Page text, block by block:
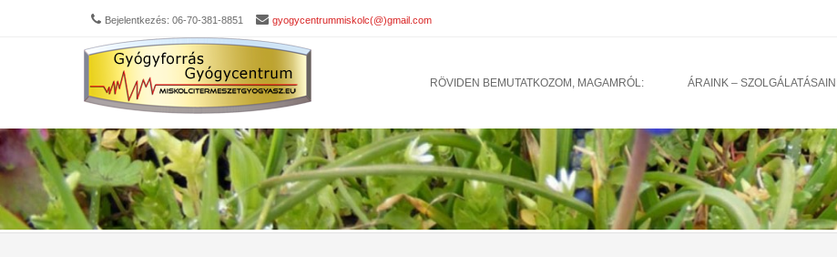
Bejelentkezés: 06-70-381-8851 gyogycentrummiskolc(@)gmail.com
SKIP TO CONTENTRÖVIDEN BEMUTATKOZOM, MAGAMRÓL: ÁRAINK –